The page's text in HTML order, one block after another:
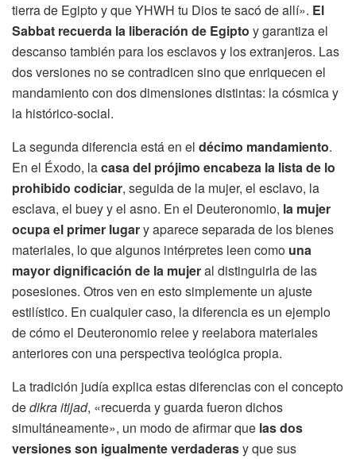
tierra de Egipto y que YHWH tu Dios te sacó de allí». El
Sabbat recuerda la liberación de Egipto y garantiza el
descanso también para los esclavos y los extranjeros. Las
dos versiones no se contradicen sino que enriquecen el
mandamiento con dos dimensiones distintas: la cósmica y
la histórico-social.
La segunda diferencia está en el décimo mandamiento.
En el Éxodo, lacasa del prójimo encabeza la lista de lo
prohibido codiciar, seguida de la mujer, el esclavo, la
esclava, el buey y el asno. En el Deuteronomio, la mujer
ocupa el primer lugary aparece separada de los bienes
materiales, lo que algunos intérpretes leen como una
mayor dignificación de la mujeral distinguirla de las
posesiones. Otros ven en esto simplemente un ajuste
estilístico. En cualquier caso, la diferencia es un ejemplo
de cómo el Deuteronomio relee y reelabora materiales
anteriores con una perspectiva teológica propia.
La tradición judía explica estas diferencias con el concepto
dedikra itijad, «recuerda y guarda fueron dichos
simultáneamente», un modo de afirmar que las dos
versiones son igualmente verdaderasy que sus